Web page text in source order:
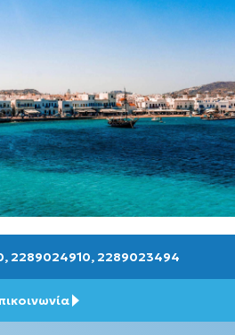
2289024910, 2289023494